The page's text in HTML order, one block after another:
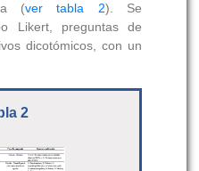
(ver tabla 2). Se
Likert, preguntas de
dicotómicos, con un
2